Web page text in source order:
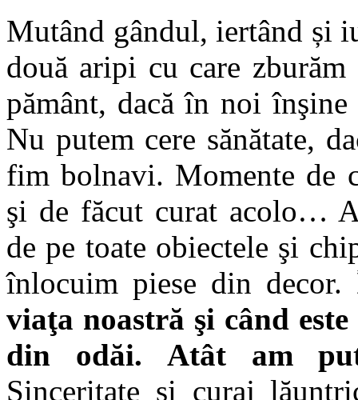
Mutând gândul, iertând și
două aripi cu care
pământ, dacă în noi
Nu putem cere sănătate,
fim bolnavi. Momente de
şi de făcut curat acolo…
de pe toate obiectele şi
înlocuim piese din decor.
viaţa noastră şi când
din odăi.
Atât am
Sinceritate şi curaj